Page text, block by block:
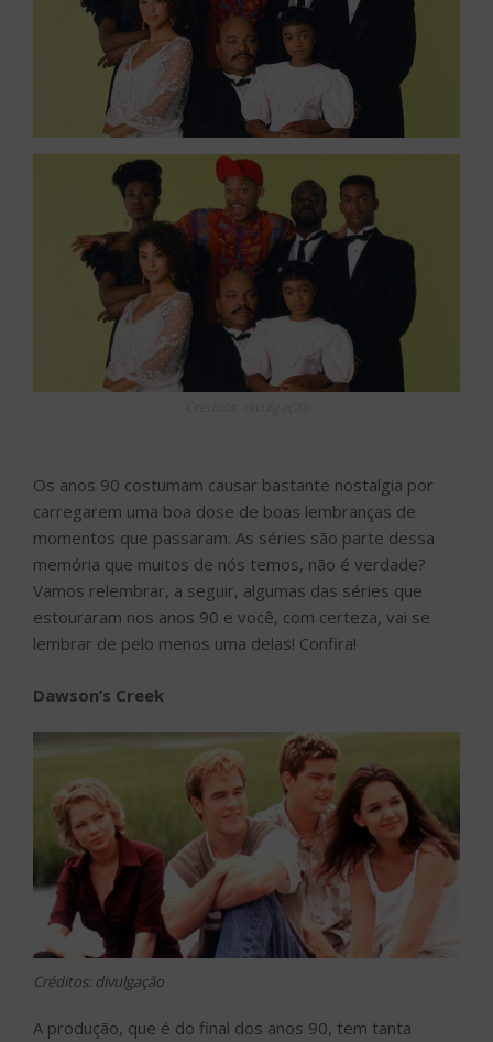
Os anos 90 costumam causar bastante nostalgia por
carregarem uma boa dose de boas lembranças de
momentos que passaram. As séries são parte dessa
memória que muitos de nós temos, não é verdade?
Vamos relembrar, a seguir, algumas das séries que
estouraram nos anos 90 e você, com certeza, vai se
lembrar de pelo menos uma delas! Confira!
Dawson’s Creek
Créditos: divulgação
A produção, que é do final dos anos 90, tem tanta